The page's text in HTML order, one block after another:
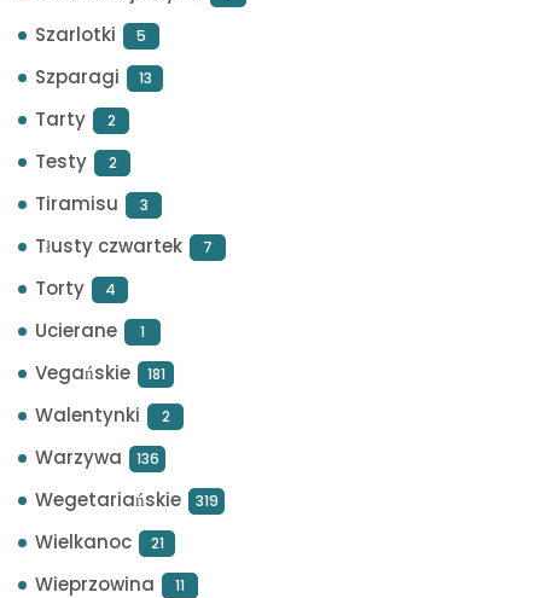
Szarlotki 5
Szparagi 13
Tarty 2
Testy 2
Tiramisu 3
Tłusty czwartek 7
Torty 4
Ucierane 1
Vegańskie 181
Walentynki 2
Warzywa 136
Wegetariańskie 319
Wielkanoc 21
Wieprzowina 11